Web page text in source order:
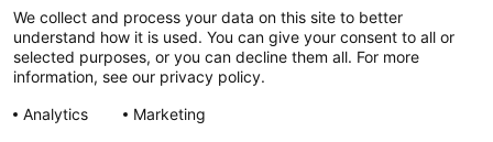
Postadresse:
Postboks 2944 Solli
0230 Oslo
+47 23 27 27 00
We collect and process your data on this site to better
understand how it is used. You can give your consent to all or
selected purposes, or you can decline them all. For more
information, see our privacy policy.
Analytics
Marketing